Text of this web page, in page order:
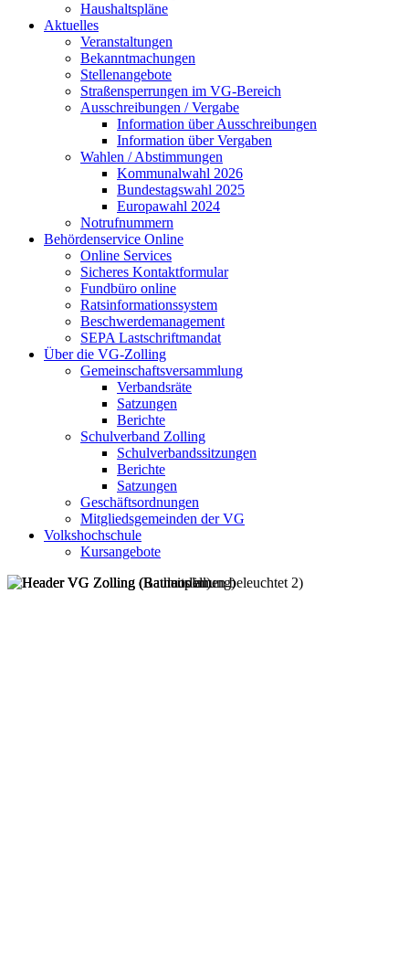
Haushaltspläne
Aktuelles
Veranstaltungen
Bekanntmachungen
Stellenangebote
Straßensperrungen im VG-Bereich
Ausschreibungen / Vergabe
Information über Ausschreibungen
Information über Vergaben
Wahlen / Abstimmungen
Kommunalwahl 2026
Bundestagswahl 2025
Europawahl 2024
Notrufnummern
Behördenservice Online
Online Services
Sicheres Kontaktformular
Fundbüro online
Ratsinformationssystem
Beschwerdemanagement
SEPA Lastschriftmandat
Über die VG-Zolling
Gemeinschaftsversammlung
Verbandsräte
Satzungen
Berichte
Schulverband Zolling
Schulverbandssitzungen
Berichte
Satzungen
Geschäftsordnungen
Mitgliedsgemeinden der VG
Volkshochschule
Kursangebote